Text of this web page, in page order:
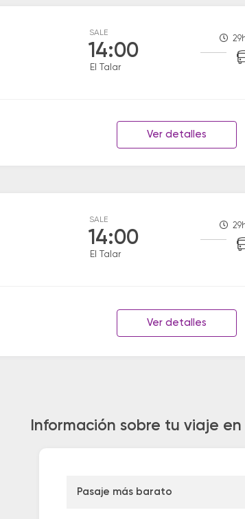
SALE
14:00
El Talar
Ver detalles
SALE
14:00
El Talar
Ver detalles
Información sobre tu viaje
Pasaje más barato